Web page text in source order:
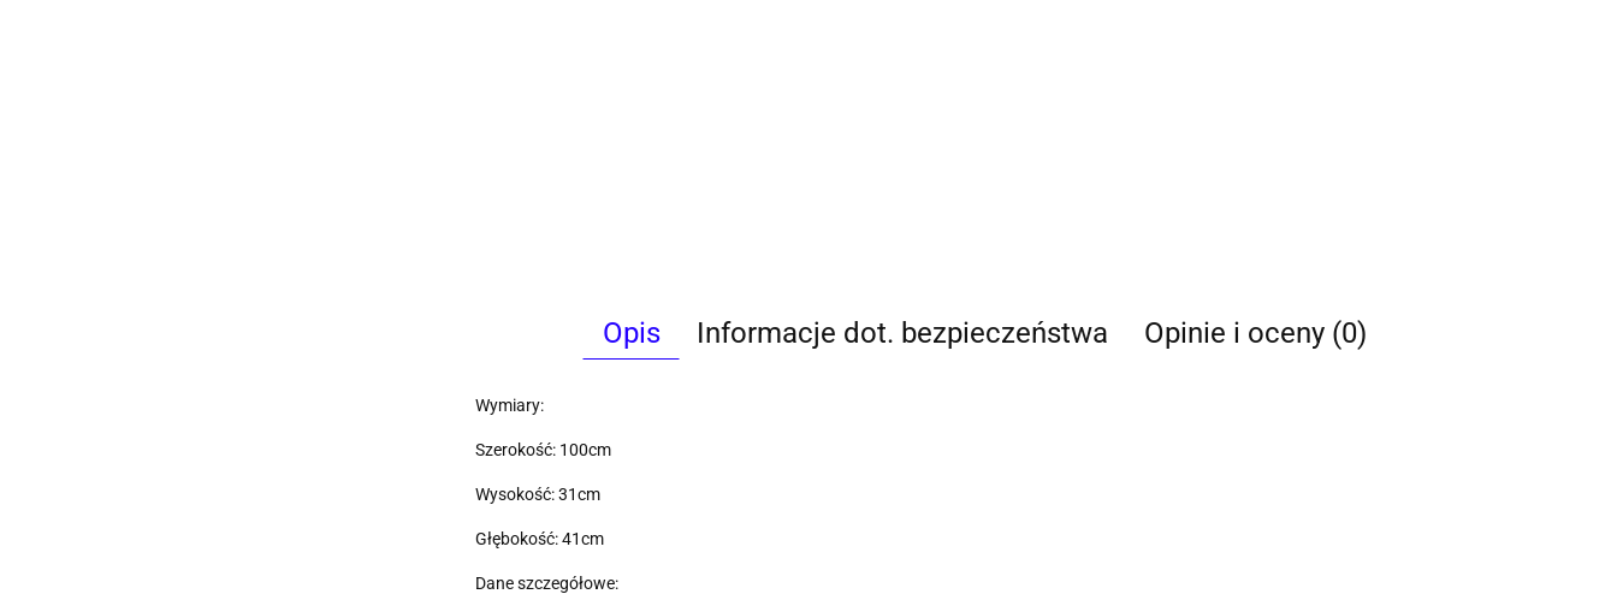
Opis Informacje dot. bezpieczeństwa Opinie i oceny (0)
Wymiary:
Szerokość: 100cm
Wysokość: 31cm
Głębokość: 41cm
Dane szczegółowe: